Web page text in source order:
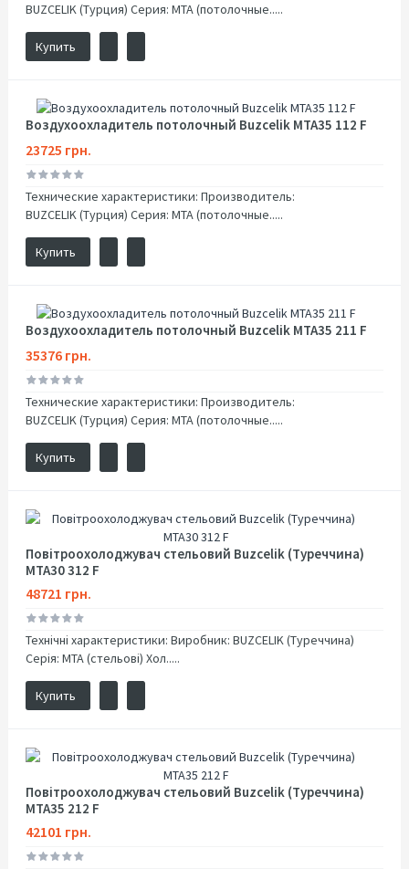
BUZCELIK (Турция) Серия: MTA (потолочные.....
Купить
Воздухоохладитель потолочный Buzcelik MTA35 112 F
23725 грн.
Технические характеристики: Производитель:
BUZCELIK (Турция) Серия: MTA (потолочные.....
Купить
Воздухоохладитель потолочный Buzcelik MTA35 211 F
35376 грн.
Технические характеристики: Производитель:
BUZCELIK (Турция) Серия: MTA (потолочные.....
Купить
Повітроохолоджувач стельовий Buzcelik (Туреччина)
MTA30 312 F
48721 грн.
Технічні характеристики: Виробник: BUZCELIK (Туреччина)
Серія: MTA (стельові) Хол.....
Купить
Повітроохолоджувач стельовий Buzcelik (Туреччина)
MTA35 212 F
42101 грн.